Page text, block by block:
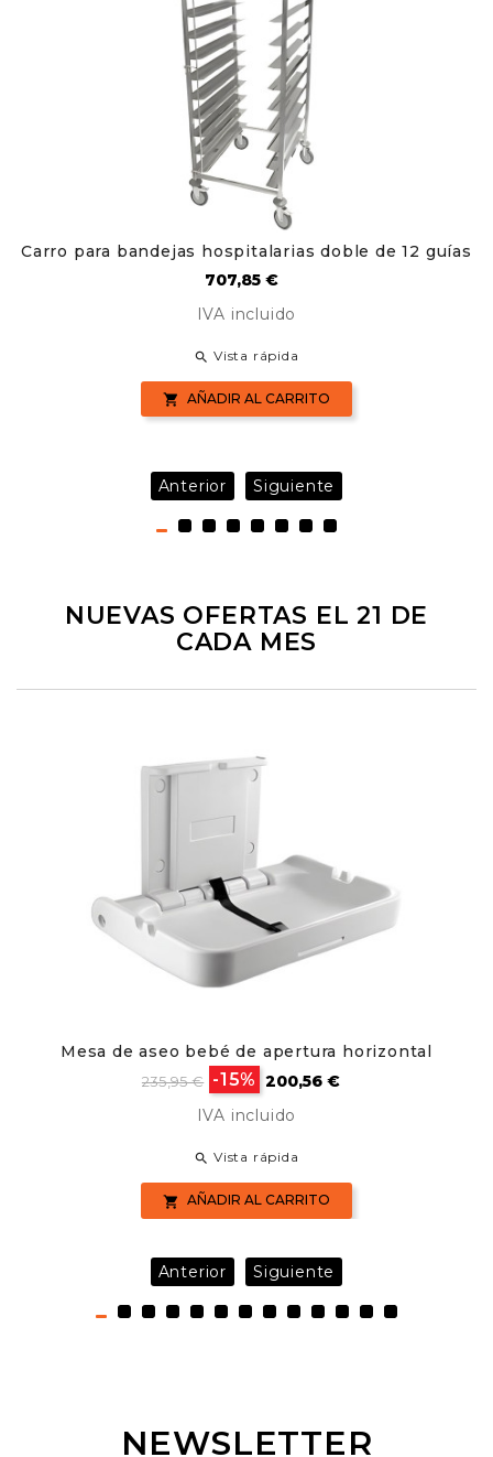
Carro para bandejas hospitalarias doble de 12 guías
Precio
707,85 €
IVA incluido
 Vista rápida
 AÑADIR AL CARRITO
Anterior Siguiente
NUEVAS OFERTAS EL 21 DE
CADA MES
Mesa de aseo bebé de apertura horizontal
Precio
235,95 € -15% Precio
200,56 €
IVA incluido
 Vista rápida
 AÑADIR AL CARRITO
Anterior Siguiente
NEWSLETTER